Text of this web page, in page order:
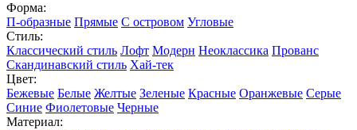
Форма:
П-образные Прямые С островом Угловые
Стиль:
Классический стиль Лофт Модерн Неоклассика Прованс
Скандинавский стиль Хай-тек
Цвет:
Бежевые Белые Желтые Зеленые Красные Оранжевые Серые
Синие Фиолетовые Черные
Материал: